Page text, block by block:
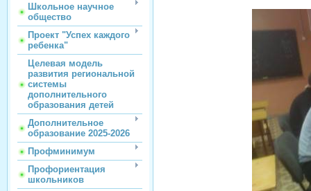
Школьное научное
общество
Проект "Успех каждого
ребенка"
Целевая модель
развития региональной
системы
дополнительного
образования детей
Дополнительное
образование 2025-2026
Профминимум
Профориентация
школьников